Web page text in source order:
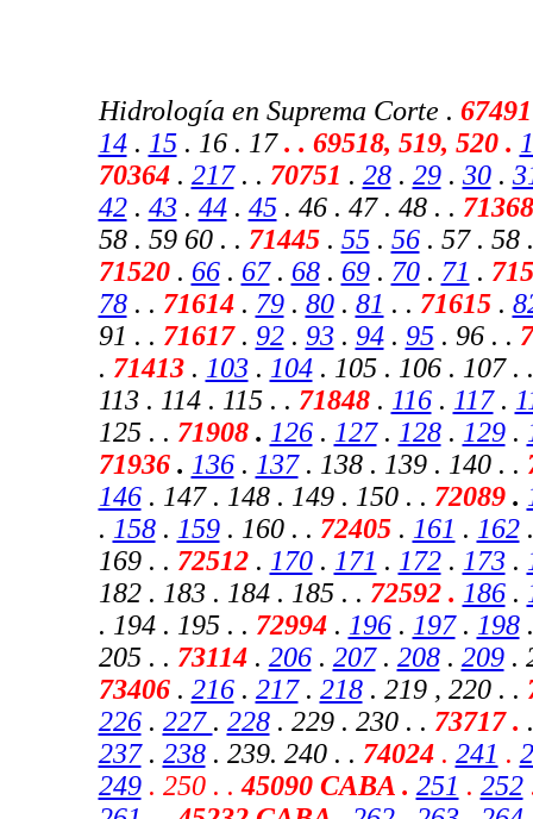
Hidrología en Suprema Corte . 67491
14. 15. 16 . 17. . 69518, 519, 520 .
70364. 217. . 70751 . 28. 29. 30.
42. 43. 44. 45. 46 . 47 . 48 . . 71368
58 . 59 60 . . 71445 . 55. 56. 57 . 58
71520. 66. 67. 68. 69. 70. 71 .
78. . 71614. 79. 80. 81 . . 71615 .
91 . . 71617 . 92. 93. 94. 95. 96 . .
. 71413. 103. 104. 105 . 106 . 107 .
113 . 114 . 115 . . 71848. 116. 117.
125 . . 71908 . 126 . 127 . 128 . 129 .
71936. 136. 137. 138 . 139 . 140 . .
146. 147 . 148 . 149 . 150 . . 72089 .
. 158. 159. 160 . . 72405. 161 . 162.
169 . . 72512. 170. 171 . 172. 173.
182 . 183 . 184 . 185 . . 72592 . 186.
. 194 . 195 . . 72994 . 196. 197. 198.
205 . . 73114. 206. 207. 208. 209.
73406. 216. 217. 218. 219 , 220 . .
226. 227 . 228. 229 . 230 . . 73717 .
237. 238. 239. 240 . . 74024. 241 .
249. 250 . .45090 CABA . 251 . 252